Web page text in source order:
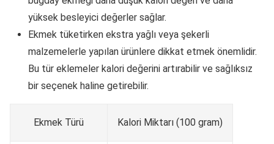
yüksek besleyici değerler sağlar.
Ekmek tüketirken ekstra yağlı veya şekerli
malzemelerle yapılan ürünlere dikkat etmek önemlidir.
Bu tür eklemeler kalori değerini artırabilir ve sağlıksız
bir seçenek haline getirebilir.
Ekmek Türü Kalori Miktarı (100 gram)